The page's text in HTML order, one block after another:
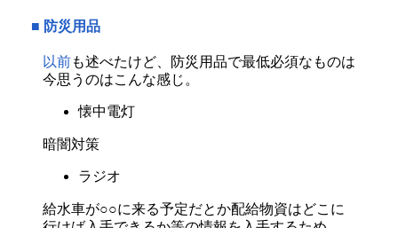
■ 防災用品
以前も述べたけど、防災用品で最低必須なものは
今思うのはこんな感じ。
懐中電灯
暗闇対策
ラジオ
給水車が○○に来る予定だとか配給物資はどこに